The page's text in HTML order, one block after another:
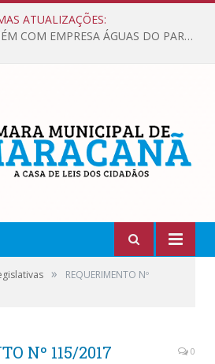
ATUALIZAÇÕES:
VEREADORES SE REUNÉM COM EMPRESA ÁGUAS DO PARÁ, PARA APRESENTAR REIVINDICAÇÕES E MELHORIAS NA QUALIDADE DOS SERVIÇOS OFERECIDOS Á POPULAÇÃO.
»
REQUERIMENTO Nº
Nº 115/2017 0